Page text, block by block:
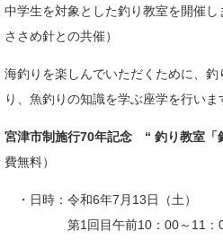
中学生を対象とした釣り教室を開催
ささめ針との共催）
海釣りを楽しんでいただくために、
り、魚釣りの知識を学ぶ座学を行いま
宮津市制施行70年記念 “ 釣り教室
費無料）
・日時：令和6年7月13日（土）
第1回目午前10：00～11：